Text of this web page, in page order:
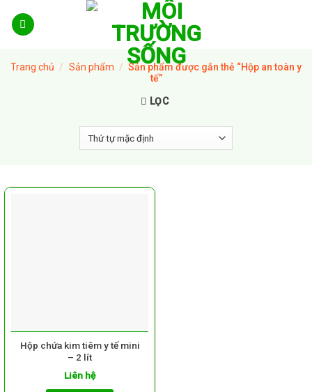
Trang chủ / Sản phẩm / Sản phẩm được gắn thẻ “Hộp an toàn y
tế”
LỌC
Hộp chứa kim tiêm y tế mini
– 2 lít
Liên hệ